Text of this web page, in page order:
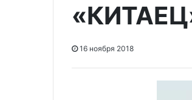
16 ноября 2018